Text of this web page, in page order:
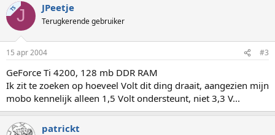
TSJ JPeetje
Terugkerende gebruiker
15 apr 2004 #3
GeForce Ti 4200, 128 mb DDR RAM
Ik zit te zoeken op hoeveel Volt dit ding draait, aangezien mijn
mobo kennelijk alleen 1,5 Volt ondersteunt, niet 3,3 V...
patrickt